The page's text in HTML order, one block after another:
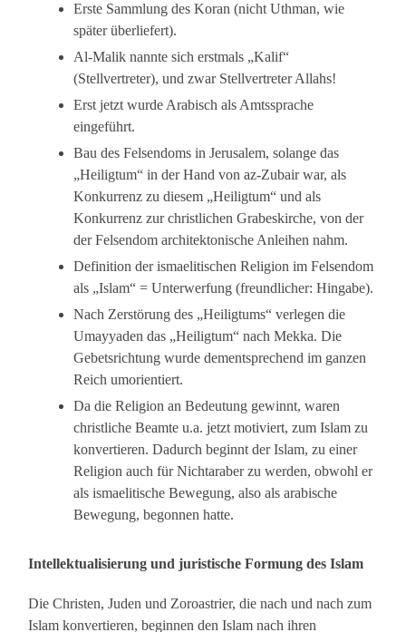
Erste Sammlung des Koran (nicht Uthman, wie
später überliefert).
Al-Malik nannte sich erstmals „Kalif“
(Stellvertreter), und zwar Stellvertreter Allahs!
Erst jetzt wurde Arabisch als Amtssprache
eingeführt.
Bau des Felsendoms in Jerusalem, solange das
„Heiligtum“ in der Hand von az-Zubair war, als
Konkurrenz zu diesem „Heiligtum“ und als
Konkurrenz zur christlichen Grabeskirche, von der
der Felsendom architektonische Anleihen nahm.
Definition der ismaelitischen Religion im Felsendom
als „Islam“ = Unterwerfung (freundlicher: Hingabe).
Nach Zerstörung des „Heiligtums“ verlegen die
Umayyaden das „Heiligtum“ nach Mekka. Die
Gebetsrichtung wurde dementsprechend im ganzen
Reich umorientiert.
Da die Religion an Bedeutung gewinnt, waren
christliche Beamte u.a. jetzt motiviert, zum Islam zu
konvertieren. Dadurch beginnt der Islam, zu einer
Religion auch für Nichtaraber zu werden, obwohl er
als ismaelitische Bewegung, also als arabische
Bewegung, begonnen hatte.
Intellektualisierung und juristische Formung des Islam
Die Christen, Juden und Zoroastrier, die nach und nach zum
Islam konvertieren, beginnen den Islam nach ihren